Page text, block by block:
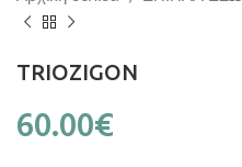
TRIOZIGON
60.00€